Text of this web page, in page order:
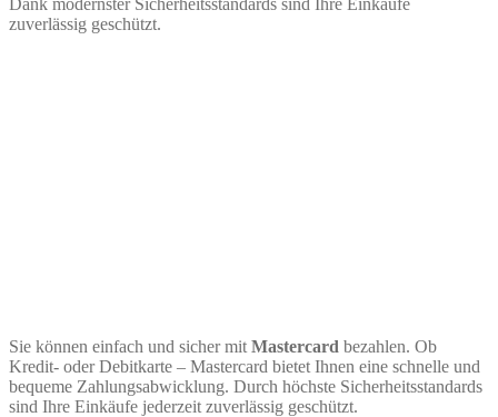
Dank modernster Sicherheitsstandards sind Ihre Einkäufe
zuverlässig geschützt.
Sie können einfach und sicher mit Mastercard bezahlen. Ob
Kredit- oder Debitkarte – Mastercard bietet Ihnen eine schnelle und
bequeme Zahlungsabwicklung. Durch höchste Sicherheitsstandards
sind Ihre Einkäufe jederzeit zuverlässig geschützt.